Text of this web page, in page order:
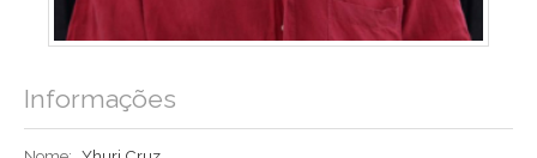
Informações